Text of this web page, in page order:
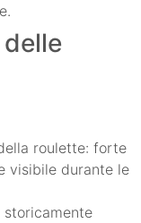
roulette: forte
visibile durante le